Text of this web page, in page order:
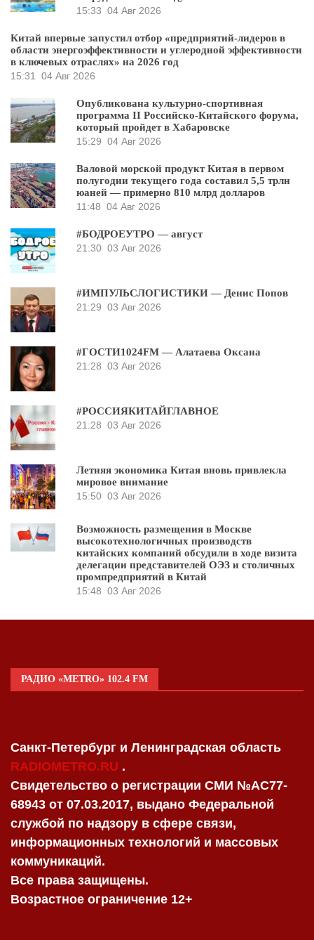
15:33 04 Авг 2026
Китай впервые запустил отбор «предприятий-лидеров в
области энергоэффективности и углеродной эффективности
в ключевых отраслях» на 2026 год
15:31
04 Авг 2026
Опубликована культурно-спортивная
программа II Российско-Китайского форума,
который пройдет в Хабаровске
15:29 04 Авг 2026
Валовой морской продукт Китая в первом
полугодии текущего года составил 5,5 трлн
юаней — примерно 810 млрд долларов
11:48 04 Авг 2026
#БОДРОЕУТРО — август
21:30 03 Авг 2026
#ИМПУЛЬСЛОГИСТИКИ — Денис Попов
21:29 03 Авг 2026
#ГОСТИ1024FM — Алатаева Оксана
21:28 03 Авг 2026
#РОССИЯКИТАЙГЛАВНОЕ
21:28 03 Авг 2026
Летняя экономика Китая вновь привлекла
мировое внимание
15:50 03 Авг 2026
Возможность размещения в Москве
высокотехнологичных производств
китайских компаний обсудили в ходе визита
делегации представителей ОЭЗ и столичных
промпредприятий в Китай
15:48 03 Авг 2026
РАДИО «METRO» 102.4 FM
Санкт-Петербург и Ленинградская область
RADIOMETRO.RU .
Свидетельство о регистрации СМИ №AC77-
68943 от 07.03.2017, выдано Федеральной
службой по надзору в сфере связи,
информационных технологий и массовых
коммуникаций.
Все права защищены.
Возрастное ограничение 12+